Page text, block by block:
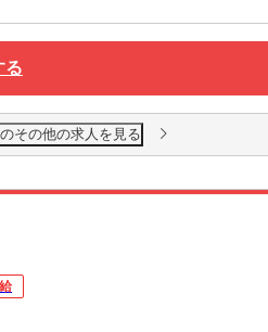
る
その他の求人を見る